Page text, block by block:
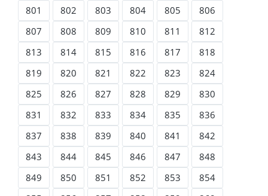
801
802 803 804 805
806
807
808 809 810 811
812
813
814 815 816 817
818
819
820 821 822 823
824
825
826 827 828 829
830
831
832 833 834 835
836
837
838 839 840 841
842
843
844 845 846 847
848
849
850 851 852 853
854